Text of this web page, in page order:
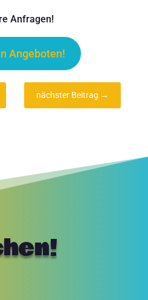
Anfragen!
Angeboten!
nächster Beitrag →